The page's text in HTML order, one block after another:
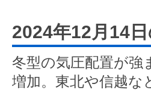
2024年12月14
冬型の気圧配置が強
増加。東北や信越